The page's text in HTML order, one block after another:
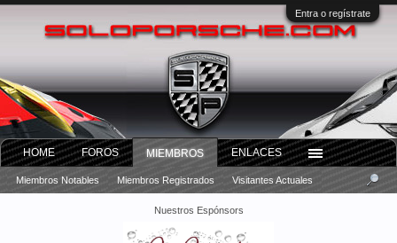
Entra o regístrate
Nuestros Espónsors
HOME FOROS MIEMBROS
Miembros Notables Miembros Registrados Visitantes Actuales
ENLACES